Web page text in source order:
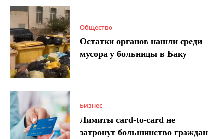
Общество
Остатки органов нашли среди
мусора у больницы в Баку
Бизнес
Лимиты card-to-card не
затронут большинство граждан